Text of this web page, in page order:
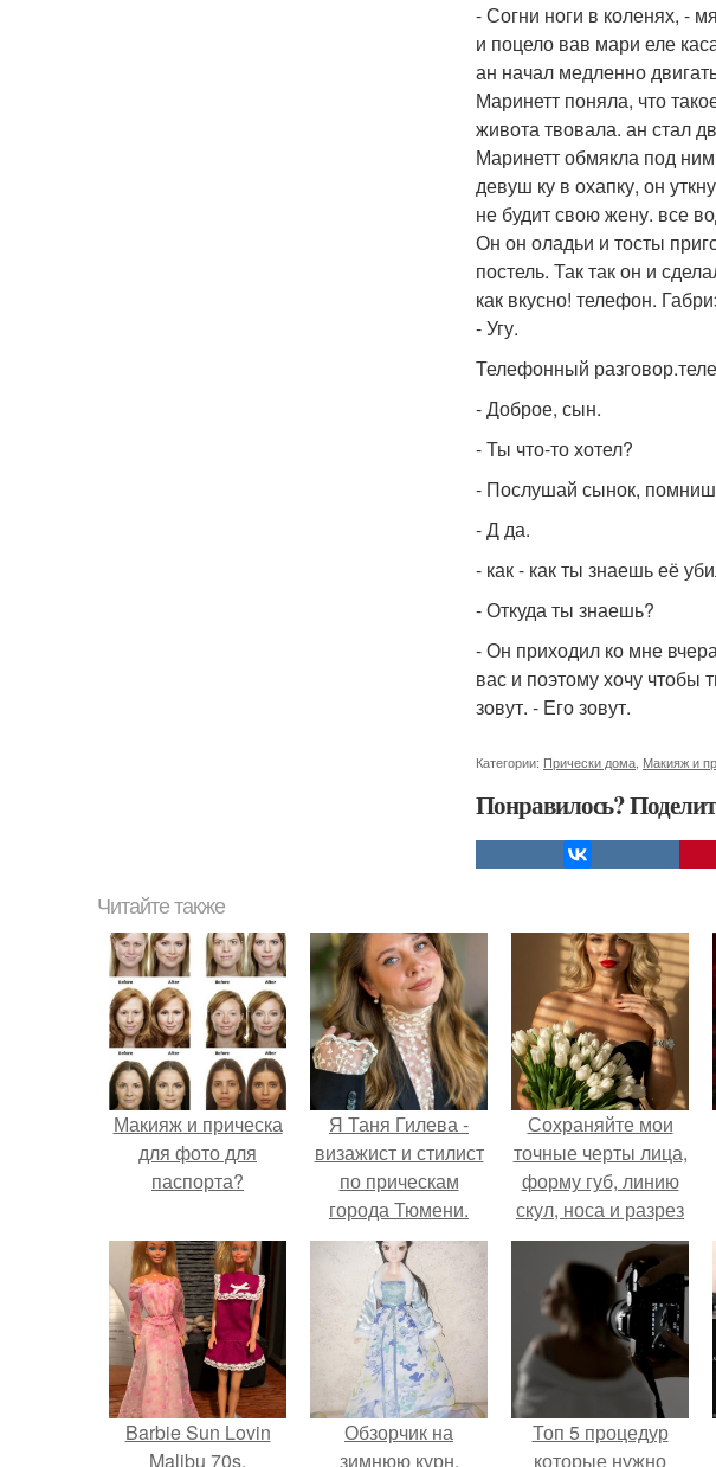
- Согни ноги в коленях, -
и поцело вав мари еле
ан начал медленно
Маринетт поняла, что
живота твовала. ан стал
Маринетт обмякла под
девуш ку в охапку, он
не будит свою жену. все
Он он оладьи и тосты
постель. Так так он и
как вкусно! телефон.
- Угу.
Телефонный
- Доброе, сын.
- Ты что-то хотел?
- Послушай сынок,
- Д да.
- как - как ты знаешь её
- Откуда ты знаешь?
- Он приходил ко мне
вас и поэтому хочу чтобы
зовут. - Его зовут.
Категории: Прически дома Макияж и
Понравилось?
Читайте также
Макияж и прическа
для фото для
паспорта?
Я Таня Гилева -
визажист и стилист
по прическам
города Тюмени.
Сохраняйте мои
точные черты лица,
форму губ, линию
скул, носа и разрез
глаз.
Barbie Sun Lovin
Malibu 70s.
Обзорчик на
зимнюю курн.
Топ 5 процедур
которые нужно